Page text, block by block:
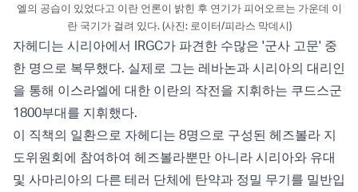
엘의 공습이 있었다고 이란 언론이 밝힌 후 연기가 피어오르는 가운데 이
란 국기가 걸려 있다. (사진: 로이터/피라스 막데시)
자헤디는 시리아에서 IRGC가 파견한 수많은 '군사 고문' 중
한 명으로 복무했다. 실제로 그는 레바논과 시리아의 대리인
을 통해 이스라엘에 대한 이란의 작전을 지휘하는 쿠드스군
1800부대를 지휘했다.
이 직책의 일환으로 자헤디는 8명으로 구성된 헤즈볼라 지
도위원회에 참여하여 헤즈볼라뿐만 아니라 시리아와 유대
및 사마리아의 다른 테러 단체에 탄약과 정밀 무기를 밀반입